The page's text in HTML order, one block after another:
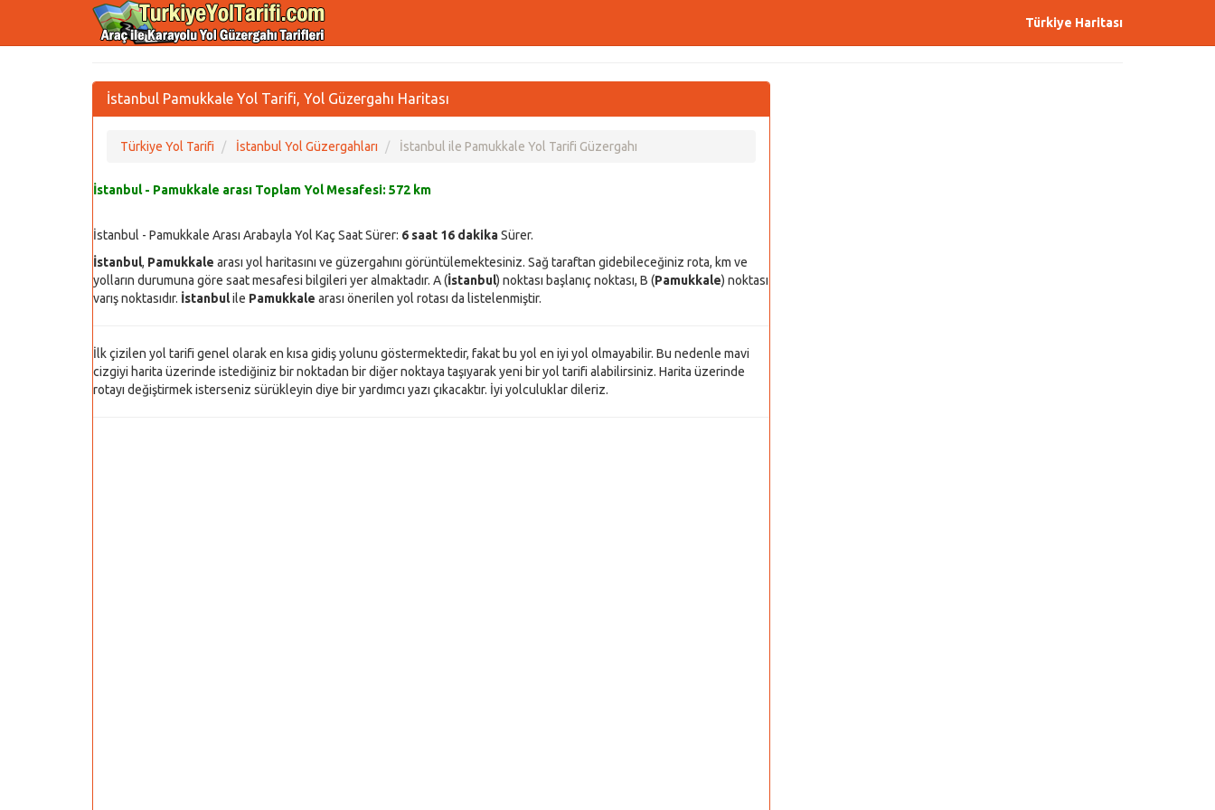
Türkiye Haritası
İstanbul Pamukkale Yol Tarifi, Yol Güzergahı Haritası
Türkiye Yol Tarifi İstanbul Yol Güzergahları İstanbul ile Pamukkale Yol Tarifi Güzergahı
İstanbul - Pamukkale arası Toplam Yol Mesafesi: 572 km
İstanbul - Pamukkale Arası Arabayla Yol Kaç Saat Sürer: 6 saat 16 dakikaSürer.
İstanbul, Pamukkale arası yol haritasını ve güzergahını görüntülemektesiniz. Sağ taraftan gidebileceğiniz rota, km ve
yolların durumuna göre saat mesafesi bilgileri yer almaktadır. A (İstanbul) noktası başlanıç noktası, B (Pamukkale) noktası
varış noktasıdır. İstanbulile Pamukkale arası önerilen yol rotası da listelenmiştir.
İlk çizilen yol tarifi genel olarak en kısa gidiş yolunu göstermektedir, fakat bu yol en iyi yol olmayabilir. Bu nedenle mavi
cizgiyi harita üzerinde istediğiniz bir noktadan bir diğer noktaya taşıyarak yeni bir yol tarifi alabilirsiniz. Harita üzerinde
rotayı değiştirmek isterseniz sürükleyin diye bir yardımcı yazı çıkacaktır. İyi yolculuklar dileriz.